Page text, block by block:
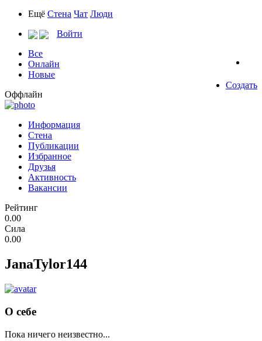
Ещё Стена Чат Люди
Войти
Все
Онлайн
Новые
Создать
Оффлайн
Информация
Стена
Публикации
Избранное
Друзья
Активность
Вакансии
Рейтинг
0.00
Сила
0.00
JanaTylor144
О себе
Пока ничего неизвестно...